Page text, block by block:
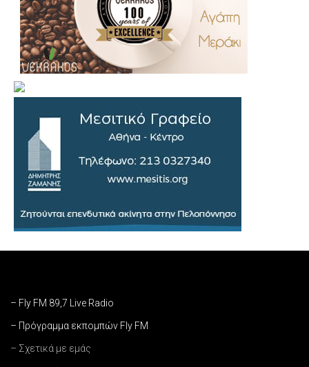
– Fly FM 89,7 Live Radio
– Πρόγραμμα εκπομπών Fly FM
– Σχετικά με εμάς